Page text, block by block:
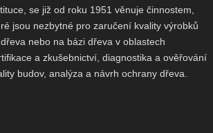
se již od roku 1951 věnuje činnostem,
jsou nezbytné pro zaručení kvality výrobků
nebo na bázi dřeva v oblastech
a zkušebnictví, diagnostika a ověřování
budov, analýza a návrh ochrany dřeva.